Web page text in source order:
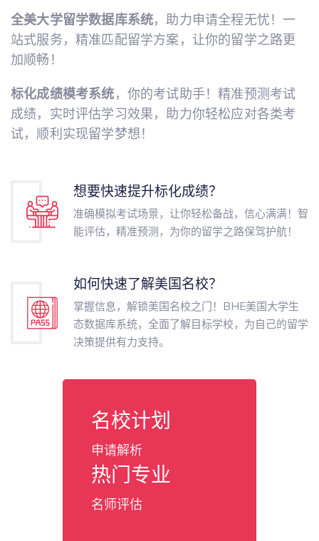
全美大学留学数据库系统，助力申请全程无忧！一
站式服务，精准匹配留学方案，让你的留学之路更
加顺畅！
标化成绩模考系统，你的考试助手！精准预测考试
成绩，实时评估学习效果，助力你轻松应对各类考
试，顺利实现留学梦想！
想要快速提升标化成绩？
准确模拟考试场景，让你轻松备战，信心满满！智
能评估，精准预测，为你的留学之路保驾护航！
如何快速了解美国名校？
掌握信息，解锁美国名校之门！BHE美国大学生
态数据库系统，全面了解目标学校，为自己的留学
决策提供有力支持。
名校计划
申请解析
热门专业
名师评估